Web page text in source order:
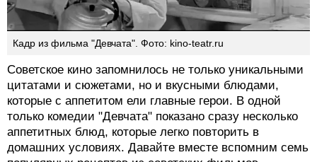
Кадр из фильма "Девчата". Фото: kino-teatr.ru
Советское кино запомнилось не только уникальными
цитатами и сюжетами, но и вкусными блюдами,
которые с аппетитом ели главные герои. В одной
только комедии "Девчата" показано сразу несколько
аппетитных блюд, которые легко повторить в
домашних условиях. Давайте вместе вспомним семь